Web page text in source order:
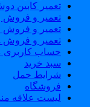
تعمیر کابین دوش۸۸۰۴۲۱۷۴_فروش کابین دوش
تعمیر و فروش
تعمیر و فروش
تعمیر و فروش
حساب کاربری
سبد خرید
شرایط حمل
فروشگاه
لیست علاقه